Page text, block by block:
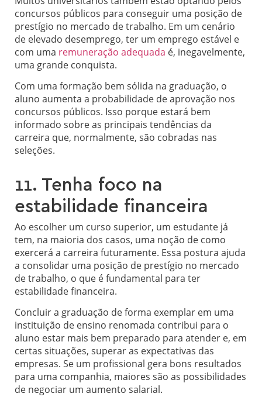
concursos públicos para conseguir uma posição de
prestígio no mercado de trabalho. Em um cenário
de elevado desemprego, ter um emprego estável e
com uma remuneração adequada é, inegavelmente,
uma grande conquista.
Com uma formação bem sólida na graduação, o
aluno aumenta a probabilidade de aprovação nos
concursos públicos. Isso porque estará bem
informado sobre as principais tendências da
carreira que, normalmente, são cobradas nas
seleções.
11. Tenha foco na
estabilidade financeira
Ao escolher um curso superior, um estudante já
tem, na maioria dos casos, uma noção de como
exercerá a carreira futuramente. Essa postura ajuda
a consolidar uma posição de prestígio no mercado
de trabalho, o que é fundamental para ter
estabilidade financeira.
Concluir a graduação de forma exemplar em uma
instituição de ensino renomada contribui para o
aluno estar mais bem preparado para atender e, em
certas situações, superar as expectativas das
empresas. Se um profissional gera bons resultados
para uma companhia, maiores são as possibilidades
de negociar um aumento salarial.